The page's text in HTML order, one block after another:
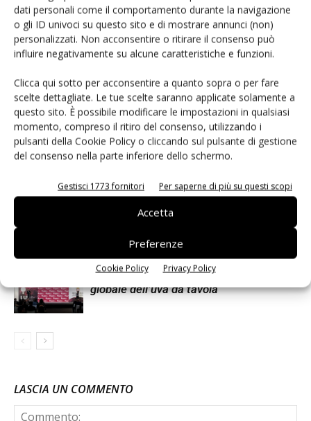
dati personali come il comportamento durante la navigazione
o gli ID univoci su questo sito e di mostrare annunci (non)
personalizzati. Non acconsentire o ritirare il consenso può
influire negativamente su alcune caratteristiche e funzioni.
Clicca qui sotto per acconsentire a quanto sopra o per fare
scelte dettagliate. Le tue scelte saranno applicate solamente a
questo sito. È possibile modificare le impostazioni in qualsiasi
momento, compreso il ritiro del consenso, utilizzando i
pulsanti della Cookie Policy o cliccando sul pulsante di gestione
del consenso nella parte inferiore dello schermo.
Gestisci 1773 fornitori Per saperne di più su questi scopi
Accetta
Preferenze
Cookie Policy Privacy Policy
Daniele Colombo
Articoli correlati Di più dello stesso autore
Uva da tavola di Puglia Igp, nel 2025
volumi raddoppiati
Buyer da nove Paesi a Regina di Puglia
Luv Fiera 2026 porta a Bari il mercato
globale dell’uva da tavola
LASCIA UN COMMENTO